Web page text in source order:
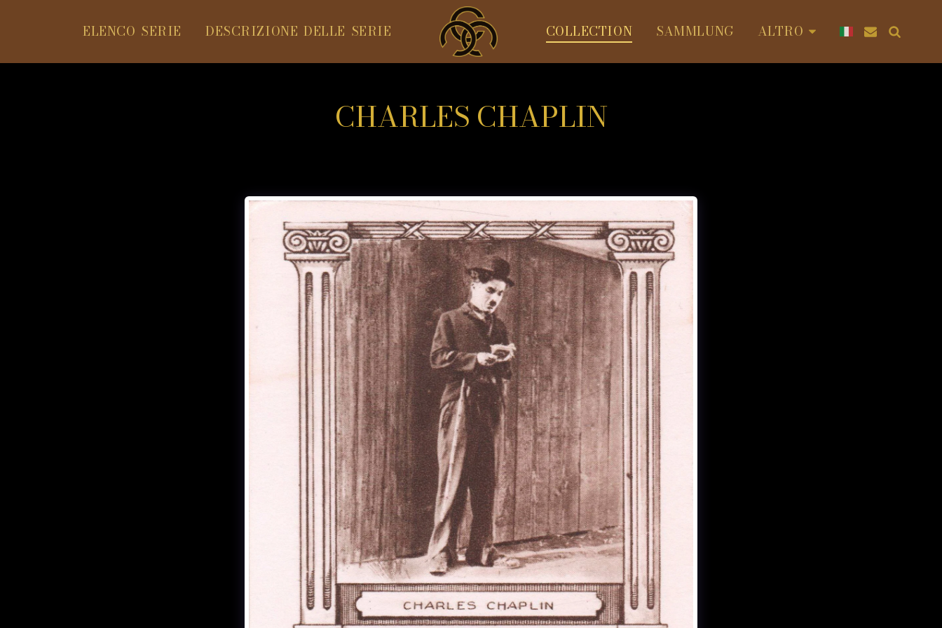
ELENCO SERIE DESCRIZIONE DELLE SERIE COLLECTION SAMMLUNG ALTRO
CHARLES CHAPLIN